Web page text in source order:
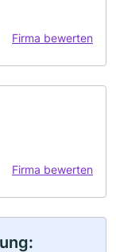
Firma bewerten
Firma bewerten